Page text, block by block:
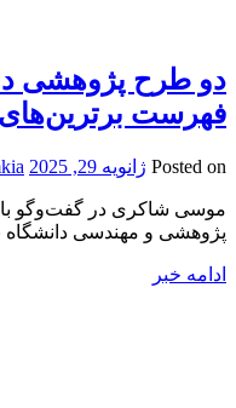
دو طرح پژوهشی
فهرست
Posted on ژانویه 29, 2025
موسی شاکری در گفت‌وگو با
پژوهشی و مهندسی دانشگاه
ادامه خبر